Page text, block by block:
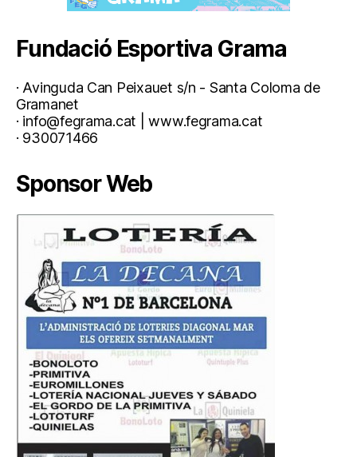
Fundació Esportiva Grama
· Avinguda Can Peixauet s/n - Santa Coloma de
Gramanet
· info@fegrama.cat | www.fegrama.cat
· 930071466
Sponsor Web